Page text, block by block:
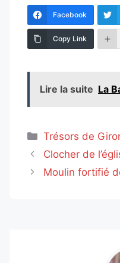
Facebook
Copy Link
Lire la suite La
Catégories
Trésors de
Clocher de
Moulin fortifié